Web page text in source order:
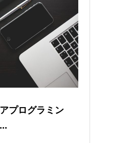
プログラミン